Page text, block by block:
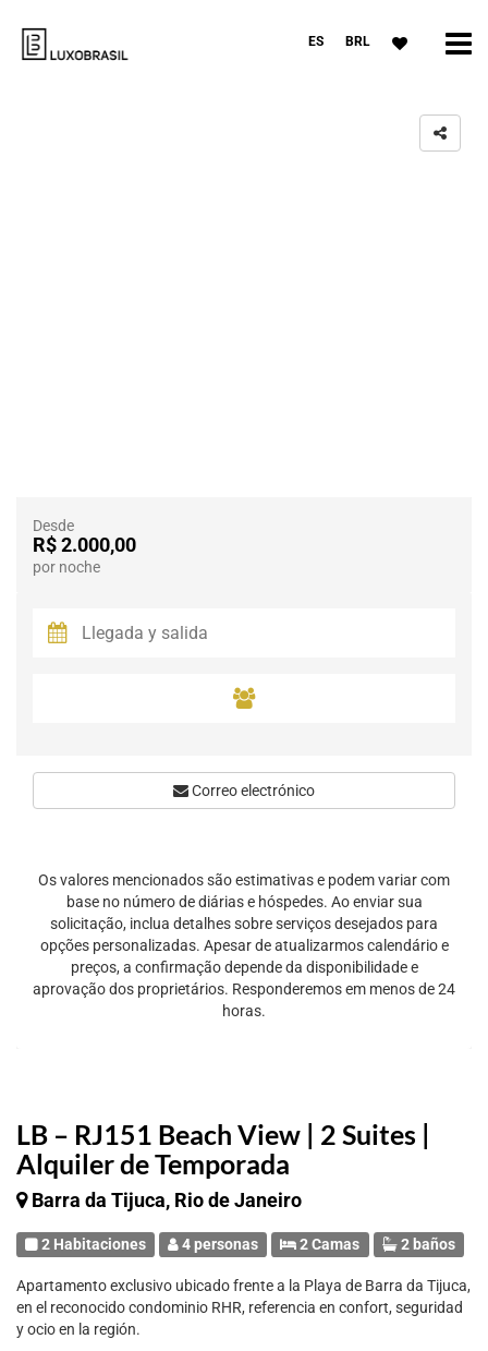
ES BRL
LB – RJ151 Beach View | 2 Suites |
Alquiler de Temporada
Barra da Tijuca, Rio de Janeiro
2 Habitaciones 4 personas 2 Camas 2 baños
Apartamento exclusivo ubicado frente a la Playa de Barra da Tijuca,
en el reconocido condominio RHR, referencia en confort, seguridad
y ocio en la región.
Desde
R$ 2.000,00
por noche
Correo electrónico
Os valores mencionados são estimativas e podem variar com
base no número de diárias e hóspedes. Ao enviar sua
solicitação, inclua detalhes sobre serviços desejados para
opções personalizadas. Apesar de atualizarmos calendário e
preços, a confirmação depende da disponibilidade e
aprovação dos proprietários. Responderemos em menos de 24
horas.